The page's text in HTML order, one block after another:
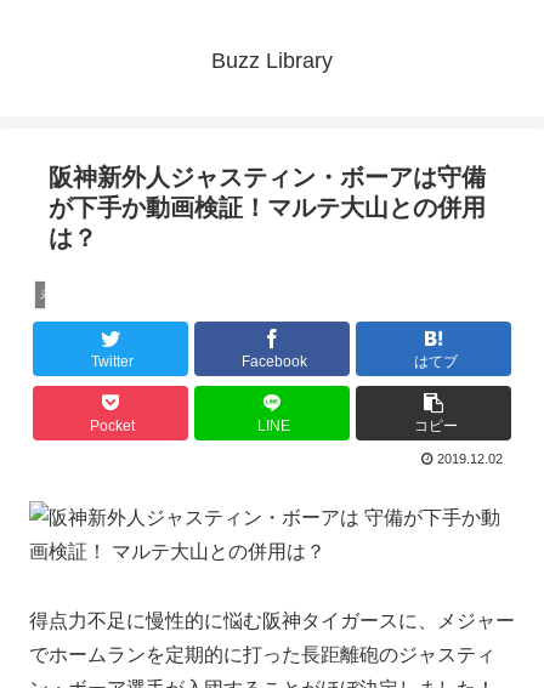
Buzz Library
阪神新外人ジャスティン・ボーアは守備
が下手か動画検証！マルテ大山との併用
は？
未分類
Twitter Facebook はてブ
Pocket LINE コピー
2019.12.02
得点力不足に慢性的に悩む阪神タイガースに、メジャー
でホームランを定期的に打った長距離砲のジャスティ